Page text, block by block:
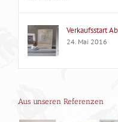
Verkaufsstart
24. Mai 2016
Aus unseren Referenzen